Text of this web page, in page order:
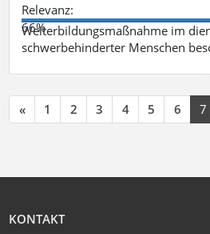
Relevanz:
66%
Weiterbildungsmaßnahme im
schwerbehinderter Menschen
« 1 2 3 4 5 6 7
KONTAKT